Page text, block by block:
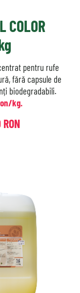
COLOR
pentru rufe
fără capsule de
biodegradabili.
kg.